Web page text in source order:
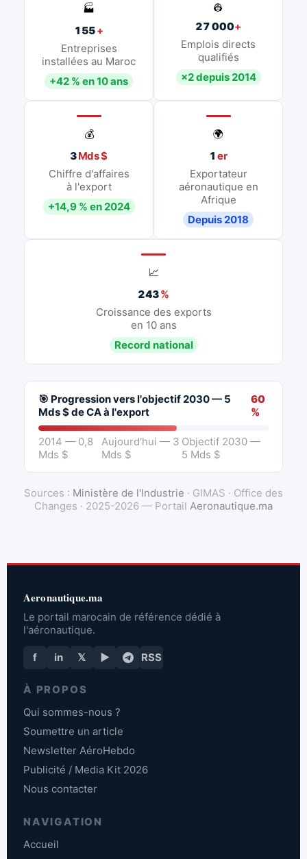
🏭
155+
Entreprises
installées au Maroc
+42 % en 10 ans
👷
27 000+
Emplois directs
qualifiés
×2 depuis 2014
💰
3Mds $
Chiffre d'affaires
à l'export
+14,9 % en 2024
🌍
1 er
Exportateur
aéronautique en
Afrique
Depuis 2018
📈
243%
Croissance des exports
en 10 ans
Record national
🎯 Progression vers l'objectif 2030 — 5
Mds $ de CA à l'export
60
%
2014 — 0,8
Mds $
Aujourd'hui — 3
Mds $
Objectif 2030 —
5 Mds $
Sources : Ministère de l'Industrie · GIMAS · Office des
Changes · 2025-2026 — Portail Aeronautique.ma
Aeronautique.ma
Le portail marocain de référence dédié à
l'aéronautique.
f in 𝕏 ▶ RSS
À PROPOS
Qui sommes-nous ?
Soumettre un article
Newsletter AéroHebdo
Publicité / Media Kit 2026
Nous contacter
NAVIGATION
Accueil